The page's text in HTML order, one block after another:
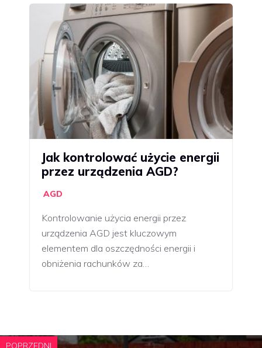
Jak kontrolować użycie energii
przez urządzenia AGD?
AGD
Kontrolowanie użycia energii przez
urządzenia AGD jest kluczowym
elementem dla oszczędności energii i
obniżenia rachunków za…
POPRZEDNI